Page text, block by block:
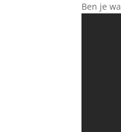
Ben je